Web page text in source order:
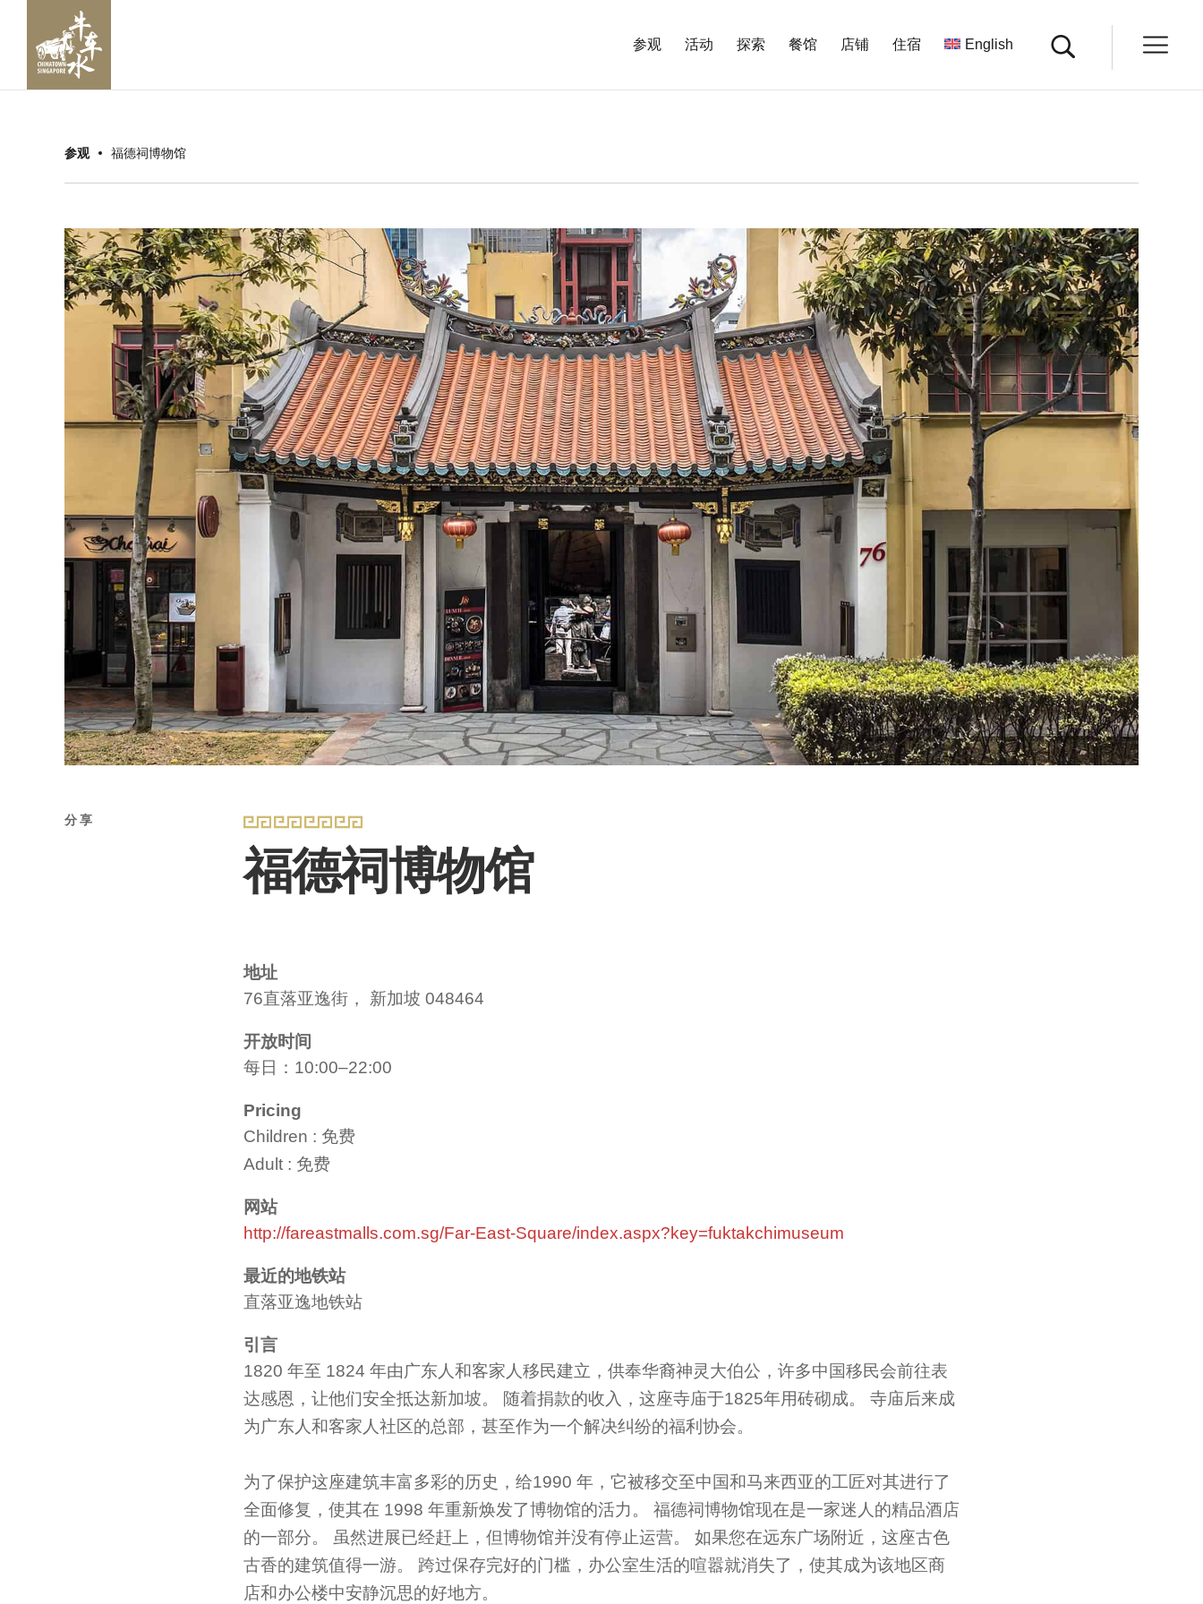
参观 活动 探索 餐馆 店铺 住宿 English
参观 福德祠博物馆
福德祠博物馆
地址
76直落亚逸街， 新加坡 048464
开放时间
每日：10:00–22:00
Pricing
Children : 免费
Adult : 免费
网站
http://fareastmalls.com.sg/Far-East-Square/index.aspx?key=fuktakchimuseum
最近的地铁站
直落亚逸地铁站
引言
1820 年至 1824 年由广东人和客家人移民建立，供奉华裔神灵大伯公，许多中国移民会前往表
达感恩，让他们安全抵达新加坡。 随着捐款的收入，这座寺庙于1825年用砖砌成。 寺庙后来成
为广东人和客家人社区的总部，甚至作为一个解决纠纷的福利协会。
为了保护这座建筑丰富多彩的历史，给1990 年，它被移交至中国和马来西亚的工匠对其进行了
全面修复，使其在 1998 年重新焕发了博物馆的活力。 福德祠博物馆现在是一家迷人的精品酒店
的一部分。 虽然进展已经赶上，但博物馆并没有停止运营。 如果您在远东广场附近，这座古色
古香的建筑值得一游。 跨过保存完好的门槛，办公室生活的喧嚣就消失了，使其成为该地区商
店和办公楼中安静沉思的好地方。
分享